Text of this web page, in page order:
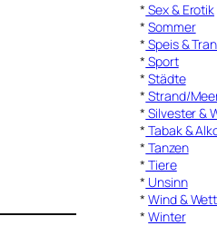
* Sex & Erotik
*Sommer
* Speis &
* Sport
*Städte
* Strand/
* Silvester &
* Tabak &
* Tanzen
* Tiere
* Unsinn
*Wind &
*Winter